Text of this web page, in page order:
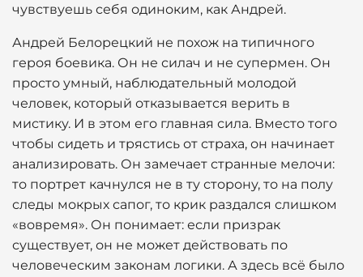
чувствуешь себя одиноким, как Андрей.
Андрей Белорецкий не похож на типичного
героя боевика. Он не силач и не супермен. Он
просто умный, наблюдательный молодой
человек, который отказывается верить в
мистику. И в этом его главная сила. Вместо того
чтобы сидеть и трястись от страха, он начинает
анализировать. Он замечает странные мелочи:
то портрет качнулся не в ту сторону, то на полу
следы мокрых сапог, то крик раздался слишком
«вовремя». Он понимает: если призрак
существует, он не может действовать по
человеческим законам логики. А здесь всё было